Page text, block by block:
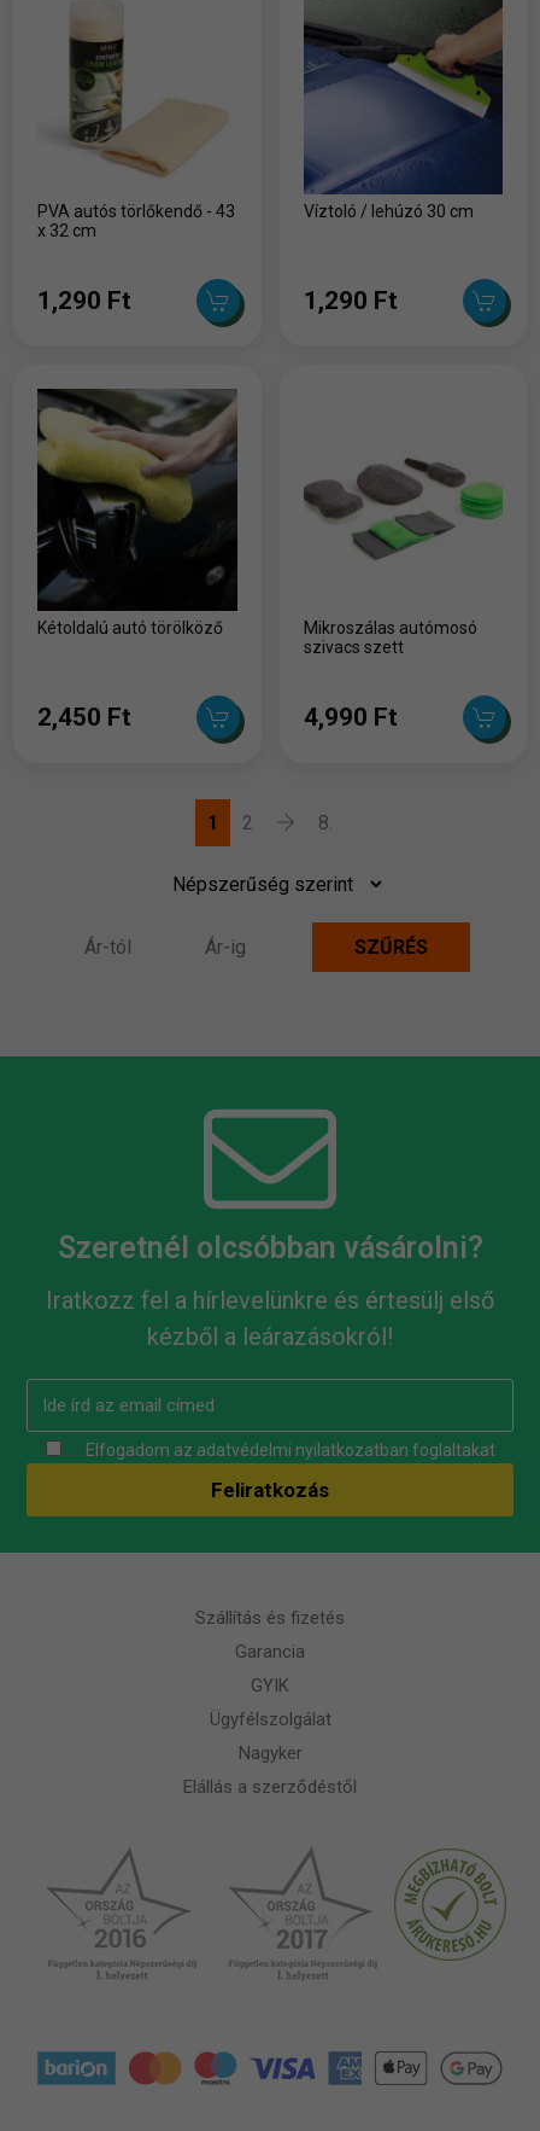
PVA autós törlőkendő - 43
x 32 cm
1,290 Ft
Víztoló / lehúzó 30 cm
1,290 Ft
Kétoldalú autó törölköző
2,450 Ft
Mikroszálas autómosó
szivacs szett
4,990 Ft
1 2 8.
Szeretnél olcsóbban vásárolni?
Iratkozz fel a hírlevelünkre és értesülj első
kézből a leárazásokról!
Elfogadom az adatvédelmi nyilatkozatban foglaltakat
Szállítás és fizetés
Garancia
GYIK
Ügyfélszolgálat
Nagyker
Elállás a szerződéstől